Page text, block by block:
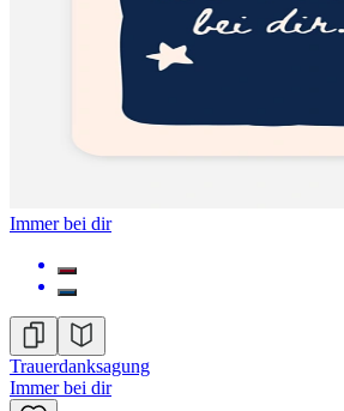
Immer bei dir
Trauerdanksagung
Immer bei dir